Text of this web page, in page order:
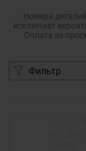
Номера
исключает
Оплата за
Фильтр